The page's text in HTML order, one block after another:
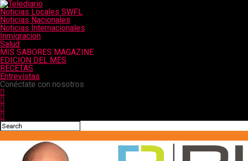
Noticias Locales SWFL
Noticias Nacionales
Noticias Internacionales
Inmigracion
Salud
MIS SABORES MAGAZINE
EDICION DEL MES
RECETAS
Entrevistas
Conéctate con nosotros